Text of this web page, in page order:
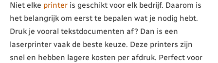
Niet elke printer is geschikt voor elk bedrijf. Daarom is
het belangrijk om eerst te bepalen wat je nodig hebt.
Druk je vooral tekstdocumenten af? Dan is een
laserprinter vaak de beste keuze. Deze printers zijn
snel en hebben lagere kosten per afdruk. Perfect voor